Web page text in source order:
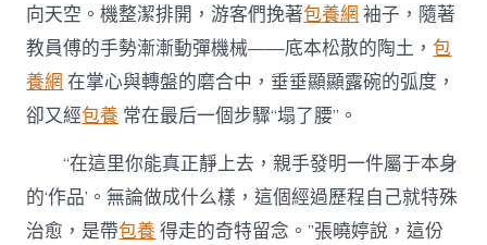
向天空。機整潔排開，游客們挽著包養網 袖子，隨著
教員傅的手勢漸漸動彈機械——底本松散的陶土，包
養網 在掌心與轉盤的磨合中，垂垂顯顯露碗的弧度，
卻又經包養 常在最后一個步驟“塌了腰”。
“在這里你能真正靜上去，親手發明一件屬于本身
的‘作品’。無論做成什么樣，這個經過歷程自己就特殊
治愈，是帶包養 得走的奇特留念。”張曉婷說，這份